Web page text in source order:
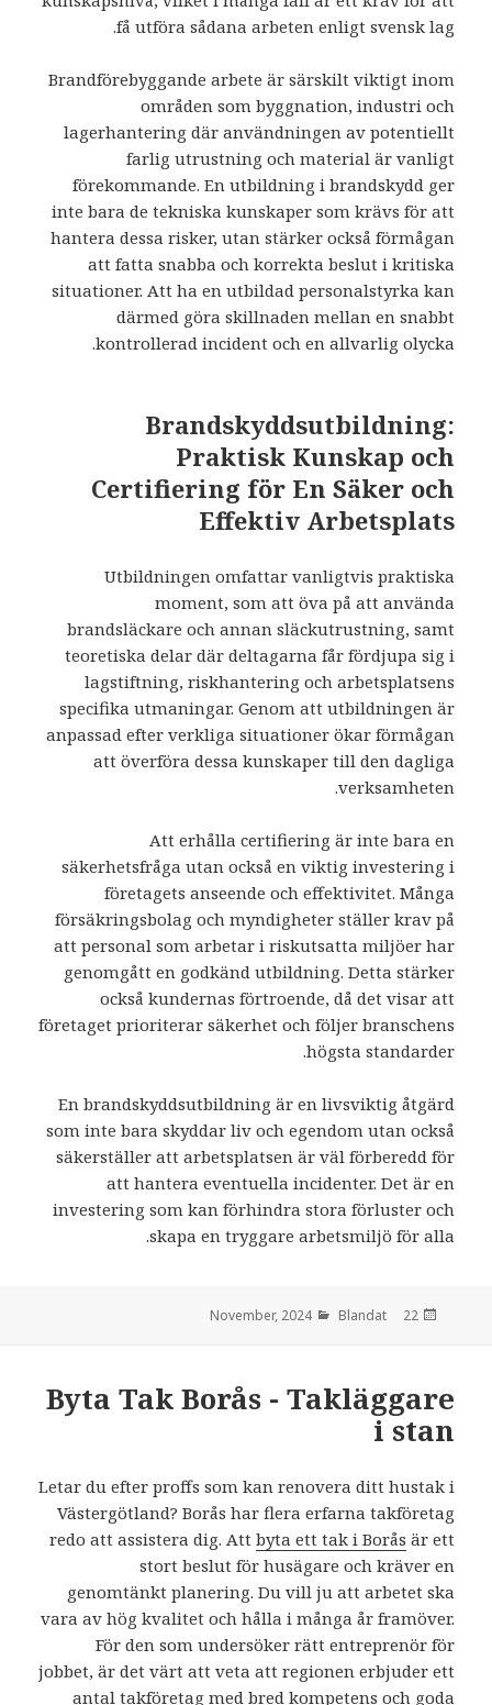
få utföra sådana arbeten enligt svensk lag.
Brandförebyggande arbete är särskilt viktigt inom
områden som byggnation, industri och
lagerhantering där användningen av potentiellt
farlig utrustning och material är vanligt
förekommande. En utbildning i brandskydd ger
inte bara de tekniska kunskaper som krävs för att
hantera dessa risker, utan stärker också förmågan
att fatta snabba och korrekta beslut i kritiska
situationer. Att ha en utbildad personalstyrka kan
därmed göra skillnaden mellan en snabbt
kontrollerad incident och en allvarlig olycka.
Brandskyddsutbildning:
Praktisk Kunskap och
Certifiering för En Säker och
Effektiv Arbetsplats
Utbildningen omfattar vanligtvis praktiska
moment, som att öva på att använda
brandsläckare och annan släckutrustning, samt
teoretiska delar där deltagarna får fördjupa sig i
lagstiftning, riskhantering och arbetsplatsens
specifika utmaningar. Genom att utbildningen är
anpassad efter verkliga situationer ökar förmågan
att överföra dessa kunskaper till den dagliga
verksamheten.
Att erhålla certifiering är inte bara en
säkerhetsfråga utan också en viktig investering i
företagets anseende och effektivitet. Många
försäkringsbolag och myndigheter ställer krav på
att personal som arbetar i riskutsatta miljöer har
genomgått en godkänd utbildning. Detta stärker
också kundernas förtroende, då det visar att
företaget prioriterar säkerhet och följer branschens
högsta standarder.
En brandskyddsutbildning är en livsviktig åtgärd
som inte bara skyddar liv och egendom utan också
säkerställer att arbetsplatsen är väl förberedd för
att hantera eventuella incidenter. Det är en
investering som kan förhindra stora förluster och
skapa en tryggare arbetsmiljö för alla.
den
22 November, 2024
Blandat
Byta Tak Borås - Takläggare
i stan
Letar du efter proffs som kan renovera ditt hustak i
Västergötland? Borås har flera erfarna takföretag
redo att assistera dig. Att byta ett tak i Borås är ett
stort beslut för husägare och kräver en
genomtänkt planering. Du vill ju att arbetet ska
vara av hög kvalitet och hålla i många år framöver.
För den som undersöker rätt entreprenör för
jobbet, är det värt att veta att regionen erbjuder ett
antal takföretag med bred kompetens och goda